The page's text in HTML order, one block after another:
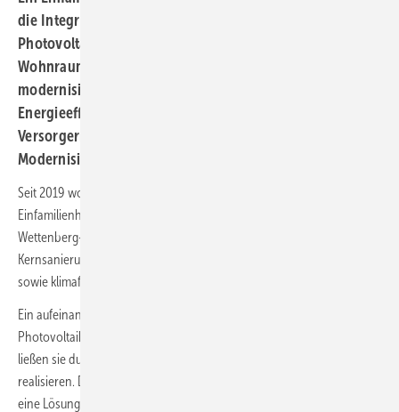
die Integration einer Luft/Wasser-Wärmepumpe, einer
Photovoltaikanlage und einer dezentralen
Wohnraumlüftung von Buderus energetisch
modernisiert. Die abgestimmte Systemlösung steigert die
Energieeffizienz, ­reduziert die ­Abhängigkeit von
Versorgern und dient als Blaupause für nachhaltige ­
Modernisierung ­im Bestand.
Seit 2019 wohnt Familie Stroh mit zwei Kindern in einem
Einfamilienhaus aus dem Jahr 1956 im alten Ortskern von
Wettenberg-Wißmar. Sie starteten 2023 eine umfassende
Kernsanierung mit dem Ziel, unabhängiger von Energieversorgern
sowie klimafreundlicher und effizienter zu leben.
Ein aufeinander abgestimmtes System aus Luft/Wasser-Wärmepumpe,
Photovoltaikanlage und dezentraler Wohnraumlüftung von Buderus
ließen sie durch den SHK-Fachbetrieb Markus und Eberhard Leib
realisieren. Der verantwortliche Techniker Paul Hamberger suchte
eine Lösung mit minimalem Platzbedarf für das modernisierte